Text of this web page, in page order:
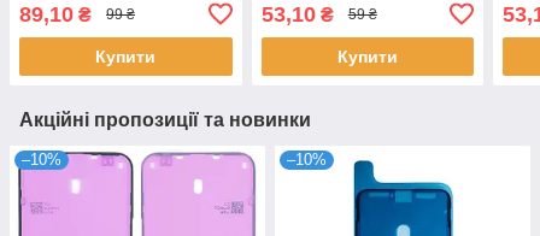
89,10 ₴ 99 ₴
Купити
53,10₴ 59 ₴
Купити
Акційні пропозиції та новинки
–10% –10%